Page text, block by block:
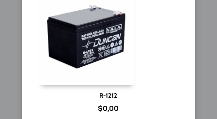
R-1212
$0,00